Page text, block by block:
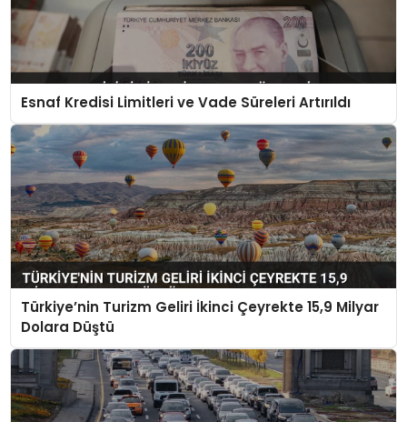
Esnaf Kredisi Limitleri ve Vade Süreleri Artırıldı
Türkiye’nin Turizm Geliri İkinci Çeyrekte 15,9 Milyar
Dolara Düştü